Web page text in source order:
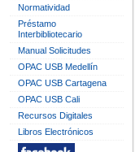
Normatividad
Préstamo
Interbibliotecario
Manual Solicitudes
OPAC USB Medellín
OPAC USB Cartagena
OPAC USB Cali
Recursos Digitales
Libros Electrónicos